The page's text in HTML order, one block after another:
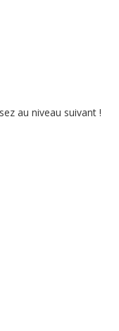
au niveau suivant !